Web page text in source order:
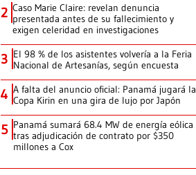
2 Caso Marie Claire: revelan denuncia
presentada antes de su fallecimiento y
exigen celeridad en investigaciones
3 El 98 % de los asistentes volvería a la Feria
Nacional de Artesanías, según encuesta
4 A falta del anuncio oficial: Panamá jugará la
Copa Kirin en una gira de lujo por Japón
5 Panamá sumará 68.4 MW de energía eólica
tras adjudicación de contrato por $350
millones a Cox